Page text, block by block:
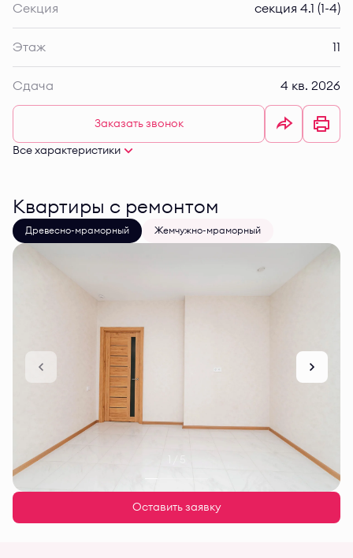
Секция секция 4.1 (1-4)
Этаж 11
Сдача 4 кв. 2026
Заказать звонок
Все характеристики
Квартиры с ремонтом
Древесно-мраморный Жемчужно-мраморный
Оставить заявку